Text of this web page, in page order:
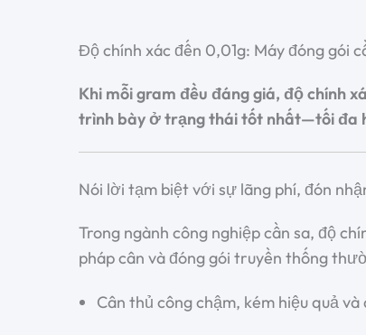
Độ chính xác đến 0,01g: Máy đóng gói
Khi mỗi gram đều đáng giá, độ chính
trình bày ở trạng thái tốt nhất—tối đa
Nói lời tạm biệt với sự lãng phí, đón
Trong ngành công nghiệp cần sa, độ
pháp cân và đóng gói truyền thống
Cân thủ công chậm, kém hiệu quả và